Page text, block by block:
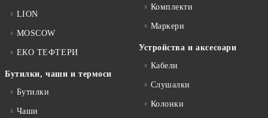
LION
MOSCOW
ЕКО ТЕФТЕРИ
Бутилки, чаши и термоси
Бутилки
Чаши
Комплекти
Маркери
Устройства и аксесоари
Кабели
Слушалки
Колонки